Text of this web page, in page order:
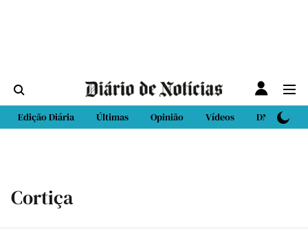
Edição Diária Últimas Opinião Vídeos DN Sport
Cortiça